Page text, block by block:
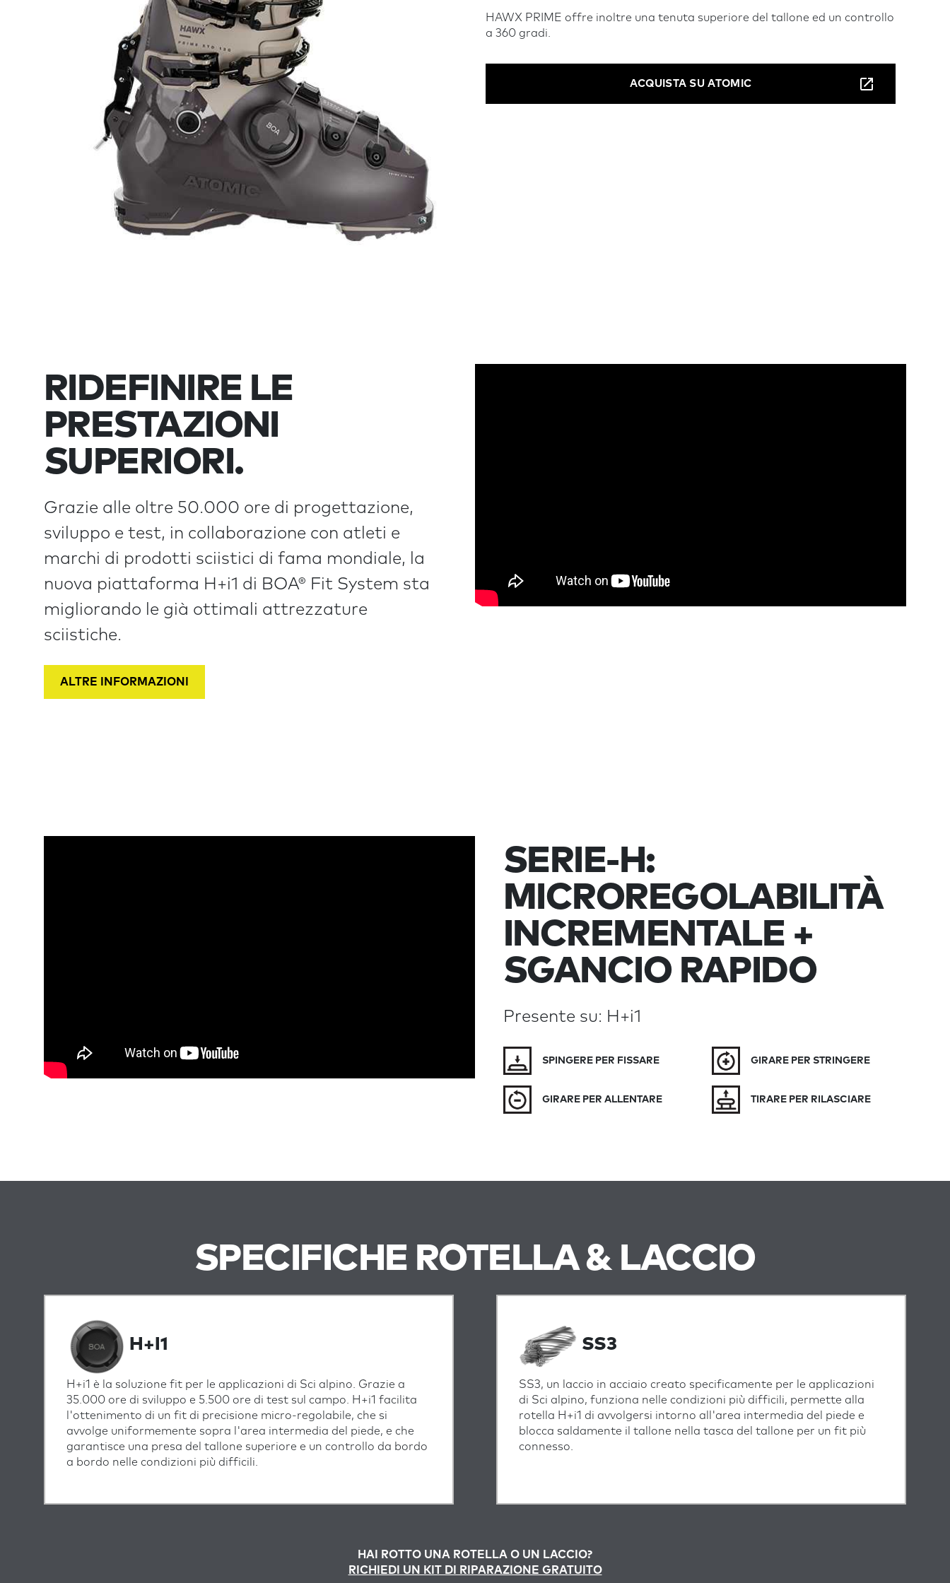
HAWX PRIME offre inoltre una tenuta superiore del tallone ed un controllo
a 360 gradi.
ACQUISTA SU ATOMIC
RIDEFINIRE LE
PRESTAZIONI
SUPERIORI.
Grazie alle oltre 50.000 ore di progettazione,
sviluppo e test, in collaborazione con atleti e
marchi di prodotti sciistici di fama mondiale, la
nuova piattaforma H+i1 di BOA® Fit System sta
migliorando le già ottimali attrezzature
sciistiche.
ALTRE INFORMAZIONI
SERIE-H:
MICROREGOLABILITÀ
INCREMENTALE +
SGANCIO RAPIDO
Presente su: H+i1
SPINGERE PER FISSARE GIRARE PER STRINGERE
GIRARE PER ALLENTARE TIRARE PER RILASCIARE
SPECIFICHE ROTELLA & LACCIO
H+I1
H+i1 è la soluzione fit per le applicazioni di Sci alpino. Grazie a
35.000 ore di sviluppo e 5.500 ore di test sul campo. H+i1 facilita
l'ottenimento di un fit di precisione micro-regolabile, che si
avvolge uniformemente sopra l'area intermedia del piede, e che
garantisce una presa del tallone superiore e un controllo da bordo
a bordo nelle condizioni più difficili.
SS3
SS3, un laccio in acciaio creato specificamente per le applicazioni
di Sci alpino, funziona nelle condizioni più difficili, permette alla
rotella H+i1 di avvolgersi intorno all'area intermedia del piede e
blocca saldamente il tallone nella tasca del tallone per un fit più
connesso.
HAI ROTTO UNA ROTELLA O UN LACCIO?
RICHIEDI UN KIT DI RIPARAZIONE GRATUITO